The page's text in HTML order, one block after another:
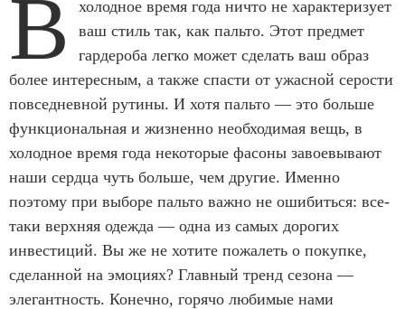
В
холодное время года ничто не характеризует
ваш стиль так, как пальто. Этот предмет
гардероба легко может сделать ваш образ
более интересным, а также спасти от ужасной серости
повседневной рутины. И хотя пальто — это больше
функциональная и жизненно необходимая вещь, в
холодное время года некоторые фасоны завоевывают
наши сердца чуть больше, чем другие. Именно
поэтому при выборе пальто важно не ошибиться: все-
таки верхняя одежда — одна из самых дорогих
инвестиций. Вы же не хотите пожалеть о покупке,
сделанной на эмоциях? Главный тренд сезона —
элегантность. Конечно, горячо любимые нами